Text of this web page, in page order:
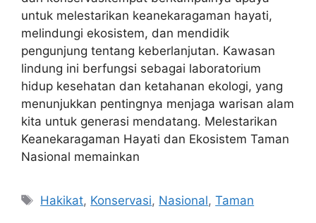
untuk melestarikan keanekaragaman hayati,
melindungi ekosistem, dan mendidik
pengunjung tentang keberlanjutan. Kawasan
lindung ini berfungsi sebagai laboratorium
hidup kesehatan dan ketahanan ekologi, yang
menunjukkan pentingnya menjaga warisan alam
kita untuk generasi mendatang. Melestarikan
Keanekaragaman Hayati dan Ekosistem Taman
Nasional memainkan
Tags
Hakikat, Konservasi, Nasional,Taman